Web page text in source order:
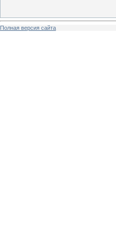
Полная версия сайта